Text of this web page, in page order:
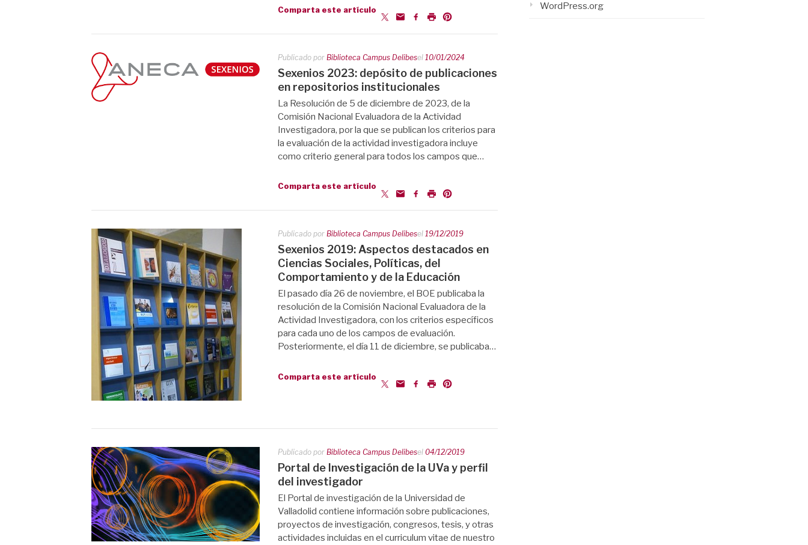
Comparta este artículo
Publicado por Biblioteca Campus Delibesel 10/01/2024
Sexenios 2023: depósito de publicaciones
en repositorios institucionales
La Resolución de 5 de diciembre de 2023, de la
Comisión Nacional Evaluadora de la Actividad
Investigadora, por la que se publican los criterios para
la evaluación de la actividad investigadora incluye
como criterio general para todos los campos que…
Comparta este artículo
Publicado por Biblioteca Campus Delibesel 19/12/2019
Sexenios 2019: Aspectos destacados en
Ciencias Sociales, Políticas, del
Comportamiento y de la Educación
El pasado día 26 de noviembre, el BOE publicaba la
resolución de la Comisión Nacional Evaluadora de la
Actividad Investigadora, con los criterios específicos
para cada uno de los campos de evaluación.
Posteriormente, el día 11 de diciembre, se publicaba…
Comparta este artículo
Publicado por Biblioteca Campus Delibesel 04/12/2019
Portal de Investigación de la UVa y perfil
del investigador
El Portal de investigación de la Universidad de
Valladolid contiene información sobre publicaciones,
proyectos de investigación, congresos, tesis, y otras
actividades incluidas en el curriculum vitae de nuestro
WordPress.org